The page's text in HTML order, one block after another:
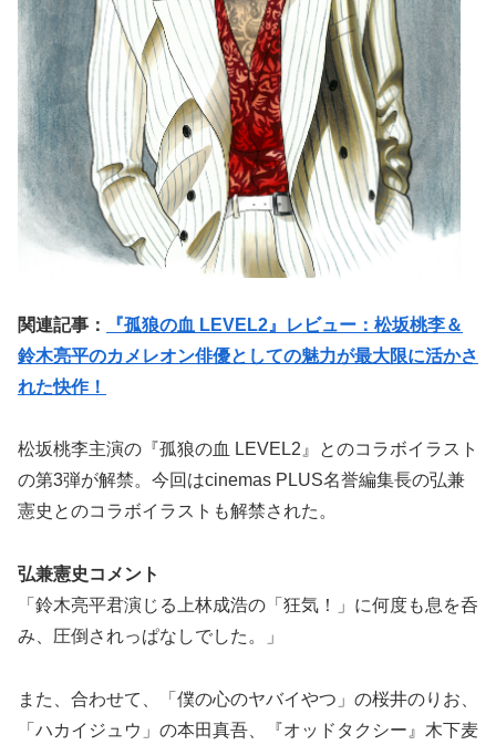
関連記事：
『孤狼の血 LEVEL2』レビュー：松坂桃李＆
鈴木亮平のカメレオン俳優としての魅力が最大限に活かさ
れた快作！
松坂桃李主演の『孤狼の血 LEVEL2』とのコラボイラスト
の第3弾が解禁。今回はcinemas PLUS名誉編集長の弘兼
憲史とのコラボイラストも解禁された。
弘兼憲史コメント
「鈴木亮平君演じる上林成浩の「狂気！」に何度も息を呑
み、圧倒されっぱなしでした。」
また、合わせて、「僕の心のヤバイやつ」の桜井のりお、
「ハカイジュウ」の本田真吾、『オッドタクシー』木下麦